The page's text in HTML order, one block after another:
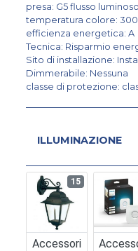
presa: G5 flusso
temperatura colore:
efficienza energetica: A
Tecnica: Risparmio
Sito di installazione:
Dimmerabile: Nessuna
classe di protezione:
ILLUMINAZIONE
Accessori
15